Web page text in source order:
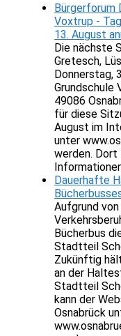
Bürgerforum
Voxtrup -
13. August
Die nächste
Gretesch,
Donnerstag,
Grundschule
49086
für diese
August im
unter
werden. Dort
Dauerhafte
Aufgrund
Bücherbus
Stadtteil
Zukünftig
an der
Stadtteil
kann der
Osnabrück